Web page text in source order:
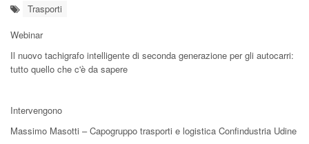
Trasporti
Webinar
Il nuovo tachigrafo intelligente di seconda generazione per gli autocarri:
tutto quello che c'è da sapere
Intervengono
Massimo Masotti – Capogruppo trasporti e logistica Confindustria Udine